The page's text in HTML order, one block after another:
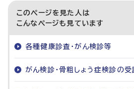
このページを見た人は
こんなページも見ています
各種健康診査・がん検診等
がん検診・骨粗しょう症検診の